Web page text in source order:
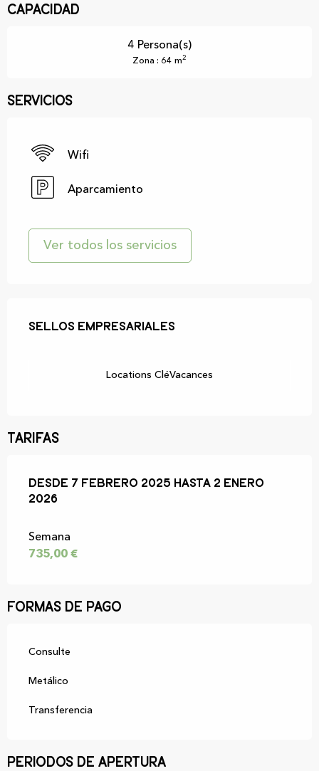
Capacidad
4 Persona(s)
Zona : 64 m2
Servicios
Wifi
Aparcamiento
Ver todos los servicios
Sellos empresariales
Sellos empresariales
Locations CléVacances
Tarifas
Desde 7 febrero 2025 hasta 2 enero 2026
Desde 7 febrero 2025 hasta 2 enero
2026
Semana
735,00 €
Formas de pago
Consulte
Metálico
Transferencia
Periodos de apertura